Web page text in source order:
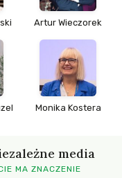
Artur Wieczorek
Monika Kostera
media
MA ZNACZENIE